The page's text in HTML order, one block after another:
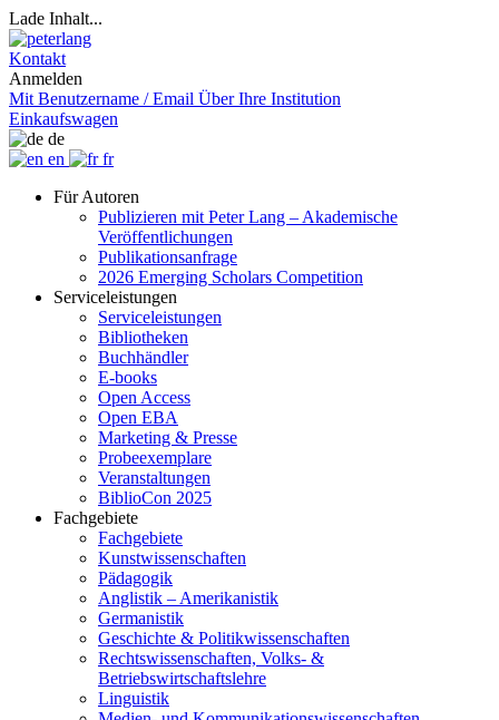
Lade Inhalt...
Kontakt
Anmelden
Mit Benutzername / Email Über Ihre Institution
Einkaufswagen
de
en
fr
Für Autoren
Publizieren mit Peter Lang – Akademische
Veröffentlichungen
Publikationsanfrage
2026 Emerging Scholars Competition
Serviceleistungen
Serviceleistungen
Bibliotheken
Buchhändler
E-books
Open Access
Open EBA
Marketing & Presse
Probeexemplare
Veranstaltungen
BiblioCon 2025
Fachgebiete
Fachgebiete
Kunstwissenschaften
Pädagogik
Anglistik – Amerikanistik
Germanistik
Geschichte & Politikwissenschaften
Rechtswissenschaften, Volks- &
Betriebswirtschaftslehre
Linguistik